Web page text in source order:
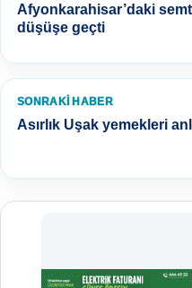
Afyonkarahisar’daki
düşüşe geçti
SONRAKI HABER
Asırlık Uşak yemekleri